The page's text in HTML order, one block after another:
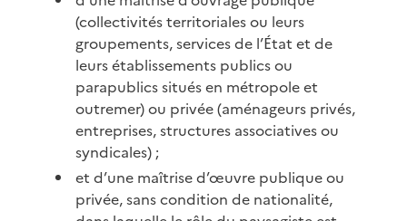
(collectivités territoriales ou leurs
groupements, services de l’État et de
leurs établissements publics ou
parapublics situés en métropole et
outremer) ou privée (aménageurs privés,
entreprises, structures associatives ou
syndicales) ;
et d’une maîtrise d’œuvre publique ou
privée, sans condition de nationalité,